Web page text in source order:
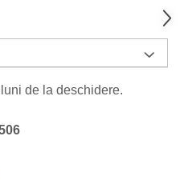
de la deschidere.